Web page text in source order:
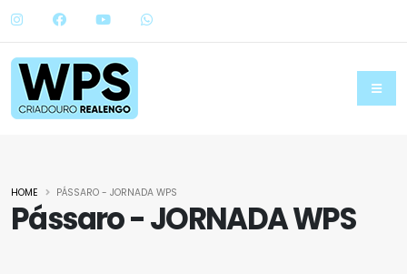
Pássaro - JORNADA WPS
HOME PÁSSARO - JORNADA WPS